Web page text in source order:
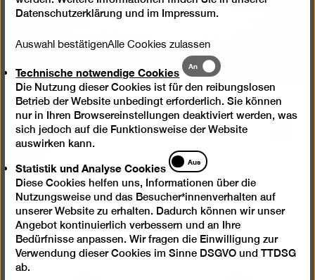
Datenschutzerklärung und im Impressum.
Auswahl bestätigenAlle Cookies zulassen
Technische notwendige Cookies
Technische
notwendige
Cookies
An
Die Nutzung dieser Cookies ist für den reibungslosen
Betrieb der Website unbedingt erforderlich. Sie können
nur in Ihren Browsereinstellungen deaktiviert werden, was
sich jedoch auf die Funktionsweise der Website
auswirken kann.
Statistik und Analyse Cookies
Statistik
und
Analyse
Cookies
Aus
Diese Cookies helfen uns, Informationen über die
Nutzungsweise und das Besucher*innenverhalten auf
unserer Website zu erhalten. Dadurch können wir unser
Angebot kontinuierlich verbessern und an Ihre
Bedürfnisse anpassen. Wir fragen die Einwilligung zur
Verwendung dieser Cookies im Sinne DSGVO und TTDSG
ab.